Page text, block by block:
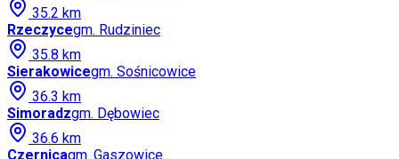
35.2 km
Rzeczycegm. Rudziniec
35.8 km
Sierakowicegm. Sośnicowice
36.3 km
Simoradzgm. Dębowiec
36.6 km
Czernicagm. Gaszowice